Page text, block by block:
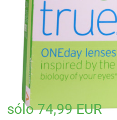
sólo 74,99 EUR